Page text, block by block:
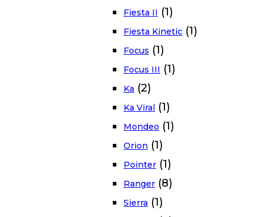
Fiesta II (1)
Fiesta Kinetic (1)
Focus (1)
Focus III (1)
Ka (2)
Ka Viral (1)
Mondeo (1)
Orion (1)
Pointer (1)
Ranger (8)
Sierra (1)